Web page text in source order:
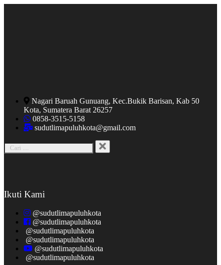
Nagari Baruah Gunuang, Kec.Bukik Barisan, Kab 50
Kota, Sumatera Barat 26257
0858-3515-5158
sudutlimapuluhkota@gmail.com
Ikuti Kami
@sudutlimapuluhkota
@sudutlimapuluhkota
@sudutlimapuluhkota
@sudutlimapuluhkota
@sudutlimapuluhkota
@sudutlimapuluhkota